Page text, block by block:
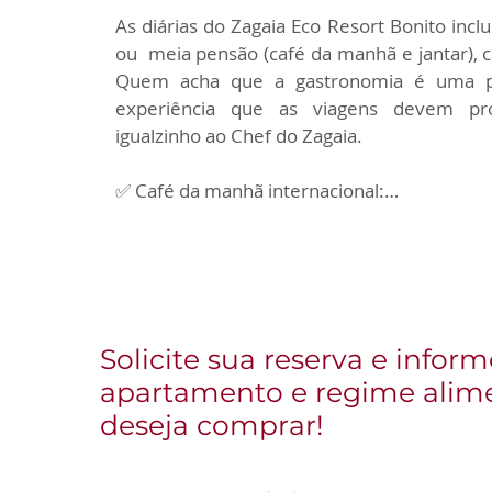
✅ Total 36 m2.
Fale conosco e solicite mais informações
As diárias do Zagaia Eco Resort Bonito
ou  meia pensão (café da manhã e jantar),
Quem acha que a gastronomia é uma
experiência que as viagens devem
igualzinho ao Chef do Zagaia.
✅ Café da manhã internacional:
✅ Pegue o garfo e prove esta sopa:
Cereais, queijos, pães recheados, bolos
linguicinha, o pão de queijo em forma de
chama Chipa), frutas e uma curiosidade –
Solicite sua reserva e
apartamento e regime
deseja comprar!